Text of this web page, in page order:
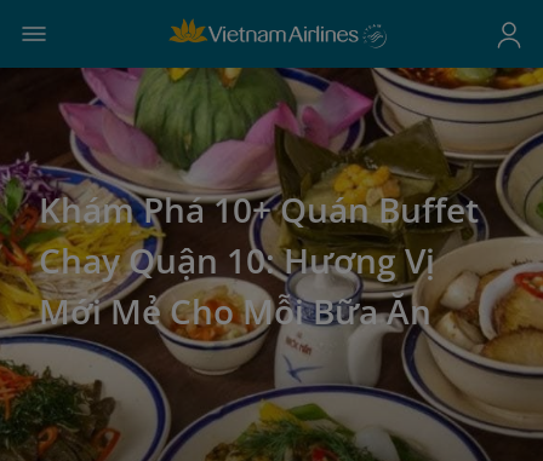
Khám Phá 10+ Quán Buffet
Chay Quận 10: Hương Vị
Mới Mẻ Cho Mỗi Bữa Ăn